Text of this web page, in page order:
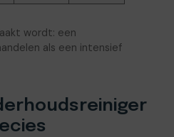
wordt: een
als een intensief